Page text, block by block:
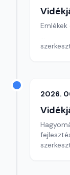
...
2026.